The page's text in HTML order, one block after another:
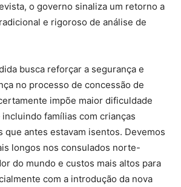
o governo sinaliza um retorno a
e rigoroso de análise de
busca reforçar a segurança e
no processo de concessão de
impõe maior dificuldade
famílias com crianças
que antes estavam isentos. Devemos
longos nos consulados norte-
do mundo e custos mais altos para
com a introdução da nova